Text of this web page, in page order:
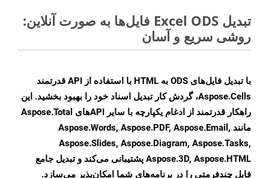
تبدیل Excel ODS فایل‌ها به صورت آنلاین:
روشی سریع و آسان
با تبدیل فایل‌های ODS به HTML با استفاده از API قدرتمند
Aspose.Cells، گردش کار تبدیل اسناد خود را بهبود بخشید. این
راهکار قدرتمند از ادغام یکپارچه با سایر APIهای Aspose.Total
مانند Aspose.Words, Aspose.PDF, Aspose.Email,
Aspose.Slides, Aspose.Diagram, Aspose.Tasks,
Aspose.3D, Aspose.HTML پشتیبانی می‌کند و تبدیل جامع
فایل چندفرمتی را در برنامه‌های شما امکان‌پذیر می‌سازد.